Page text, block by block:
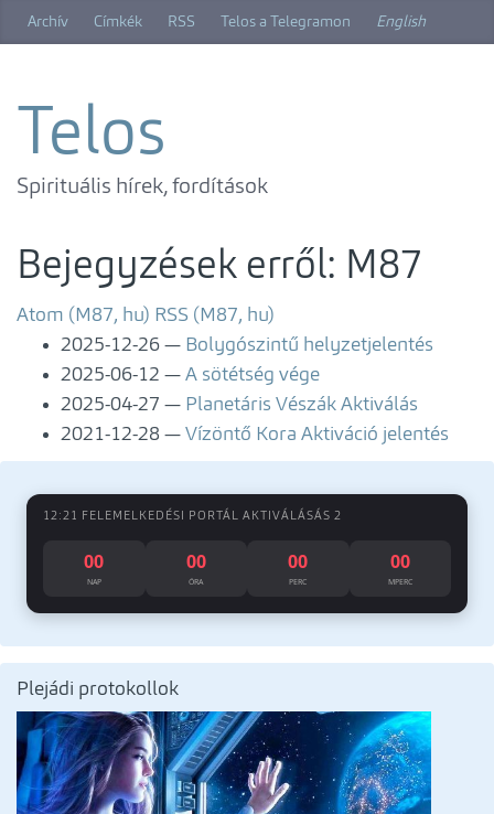
Archív Címkék RSS Telos a Telegramon English
Telos
Spirituális hírek, fordítások
Bejegyzések erről: M87
Atom (M87, hu) RSS (M87, hu)
2025-12-26
Bolygószintű helyzetjelentés
2025-06-12
A sötétség vége
2025-04-27
Planetáris Vészák Aktiválás
2021-12-28
Vízöntő Kora Aktiváció jelentés
12:21 FELEMELKEDÉSI PORTÁL AKTIVÁLÁSÁS 2
00
NAP
00
ÓRA
00
PERC
00
MPERC
Plejádi protokollok